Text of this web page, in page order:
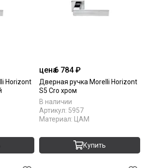
Horizont
цена6 784 ₽
Дверная ручка Morelli Horizont
S5 Cro хром
В наличии
Артикул: 5957
Материал: ЦАМ
Купить